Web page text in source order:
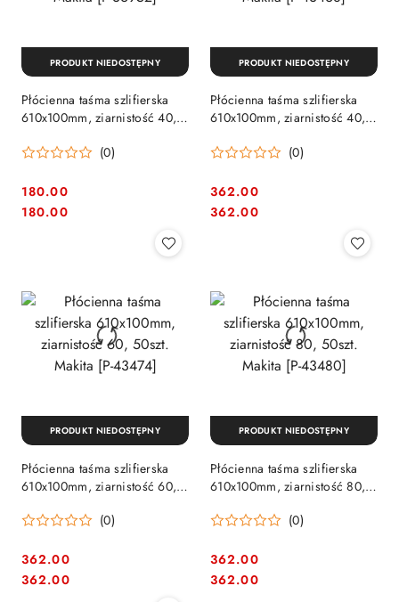
Płócienna taśma szlifierska
610x100mm, ziarnistość 40,
(0)
Cena:
180.00
Cena:
180.00
PRODUKT NIEDOSTĘPNY
Płócienna taśma szlifierska
610x100mm, ziarnistość 40,
(0)
Cena:
362.00
Cena:
362.00
PRODUKT NIEDOSTĘPNY
Płócienna taśma szlifierska
610x100mm, ziarnistość 60,
(0)
Cena:
362.00
Cena:
362.00
PRODUKT NIEDOSTĘPNY
Płócienna taśma szlifierska
610x100mm, ziarnistość 80,
(0)
Cena:
362.00
Cena:
362.00
PRODUKT NIEDOSTĘPNY